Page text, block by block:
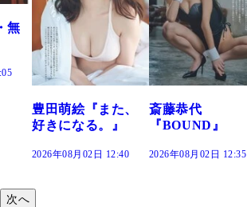
斎藤恭代
『BOUND』
2026年08月02日 12:35
咲田ゆな
『Sunflower』
2026年08月02日 12:30
次へ